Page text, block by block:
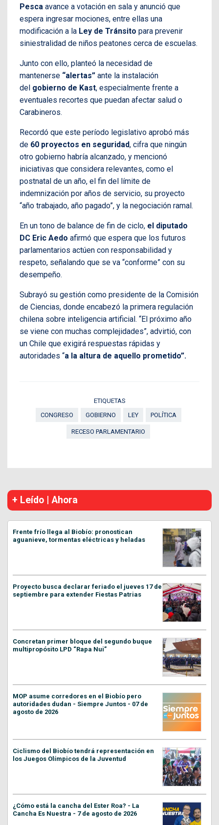
Pesca avance a votación en sala y anunció que
espera ingresar mociones, entre ellas una
modificación a la Ley de Tránsito para prevenir
siniestralidad de niños peatones cerca de escuelas.
Junto con ello, planteó la necesidad de
mantenerse “alertas” ante la instalación
del gobierno de Kast, especialmente frente a
eventuales recortes que puedan afectar salud o
Carabineros.
Recordó que este período legislativo aprobó más
de 60 proyectos en seguridad, cifra que ningún
otro gobierno habría alcanzado, y mencionó
iniciativas que considera relevantes, como el
postnatal de un año, el fin del límite de
indemnización por años de servicio, su proyecto
“año trabajado, año pagado”, y la negociación ramal.
En un tono de balance de fin de ciclo, el diputado
DC Eric Aedo afirmó que espera que los futuros
parlamentarios actúen con responsabilidad y
respeto, señalando que se va “conforme” con su
desempeño.
Subrayó su gestión como presidente de la Comisión
de Ciencias, donde encabezó la primera regulación
chilena sobre inteligencia artificial. “El próximo año
se viene con muchas complejidades”, advirtió, con
un Chile que exigirá respuestas rápidas y
autoridades “a la altura de aquello prometido”.
ETIQUETAS
CONGRESO
GOBIERNO LEY POLÍTICA
RECESO PARLAMENTARIO
+ Leído | Ahora
Frente frío llega al Biobío: pronostican
aguanieve, tormentas eléctricas y heladas
Proyecto busca declarar feriado el jueves 17 de
septiembre para extender Fiestas Patrias
Concretan primer bloque del segundo buque
multipropósito LPD “Rapa Nui”
MOP asume corredores en el Biobío pero
autoridades dudan - Siempre Juntos - 07 de
agosto de 2026
Ciclismo del Biobío tendrá representación en
los Juegos Olímpicos de la Juventud
¿Cómo está la cancha del Ester Roa? - La
Cancha Es Nuestra - 7 de agosto de 2026